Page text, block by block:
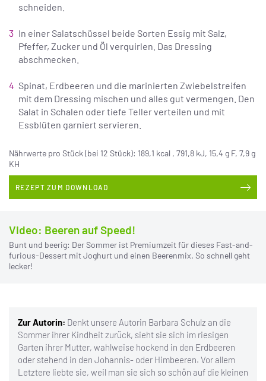
schneiden.
In einer Salatschüssel beide Sorten Essig mit Salz,
Pfeffer, Zucker und Öl verquirlen. Das Dressing
abschmecken.
Spinat, Erdbeeren und die marinierten Zwiebelstreifen
mit dem Dressing mischen und alles gut vermengen. Den
Salat in Schalen oder tiefe Teller verteilen und mit
Essblüten garniert servieren.
Nährwerte pro Stück (bei 12 Stück): 189,1 kcal , 791,8 kJ, 15,4 g F, 7,9 g
KH
REZEPT ZUM DOWNLOAD
Video: Beeren auf Speed!
Bunt und beerig: Der Sommer ist Premiumzeit für dieses Fast-and-
furious-Dessert mit Joghurt und einen Beerenmix. So schnell geht
lecker!
Zur Autorin: Denkt unsere Autorin Barbara Schulz an die
Sommer ihrer Kindheit zurück, sieht sie sich im riesigen
Garten ihrer Mutter, wahlweise hockend in den Erdbeeren
oder stehend in den Johannis- oder Himbeeren. Vor allem
Letztere liebte sie, weil man sie sich so schön auf die kleinen